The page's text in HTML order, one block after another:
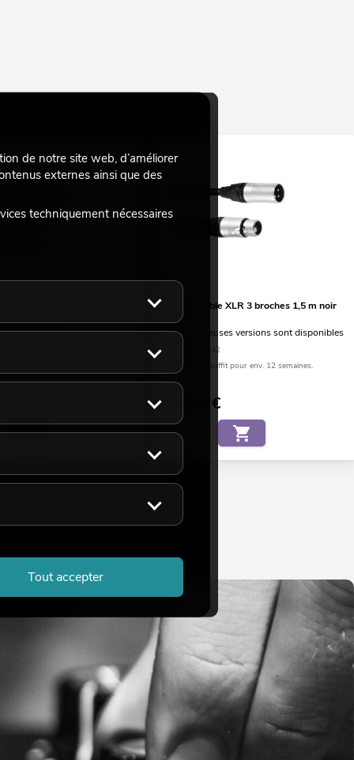
recommandé
PSSO Câble XLR 3 broches 1,5 m noir
Neutrik
de nombreuses versions sont disponibles
No. 30227842
Le stock suffit pour env. 12 semaines.
€
de notre site web, d’améliorer
externes ainsi que des
techniquement nécessaires
Tout accepter